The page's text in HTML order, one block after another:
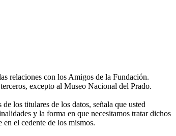
relaciones con los Amigos de la Fundación.
excepto al Museo Nacional del Prado.
los titulares de los datos, señala que usted
y la forma en que necesitamos tratar dichos
el cedente de los mismos.